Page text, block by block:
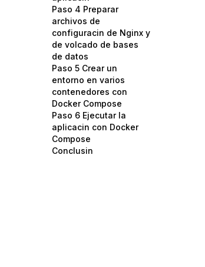
Browse all products
Web and App Platforms
See all solutions
Paso 4 Preparar
archivos de
configuracin de Nginx y
de volcado de bases
de datos
Paso 5 Crear un
entorno en varios
contenedores con
Docker Compose
Paso 6 Ejecutar la
aplicacin con Docker
Compose
Conclusin